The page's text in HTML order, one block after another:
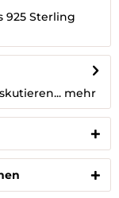
925 Sterling
mehr